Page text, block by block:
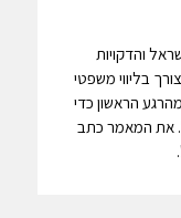
והדקויות
בליווי משפטי
הראשון כדי
את המאמר כתב